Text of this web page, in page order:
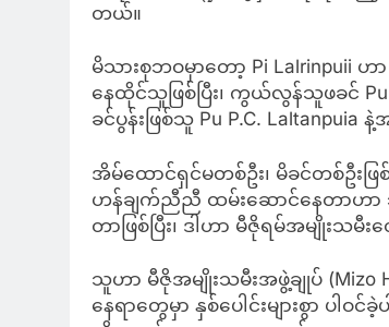
တယ်။
မိသားစုဘဝမှာတော့ Pi Lalrinpuii
နေထိုင်သူဖြစ်ပြီး၊ ကွယ်လွန်သူဖခင်
ခင်ပွန်းဖြစ်သူ Pu P.C.
အိမ်ထောင်ရှင်မတစ်ဦး၊ မိခင်တစ်ဦး
ဟန်ချက်ညီညီ ထမ်းဆောင်နေတာဟာ
တာဖြစ်ပြီး၊ ဒါဟာ မီဇိုရမ်အမျိုးသ
သူဟာ မီဇိုအမျိုးသမီးအဖွဲ့ချုပ် (Mizo
နေရာတွေမှာ နှစ်ပေါင်းများစွာ ပ